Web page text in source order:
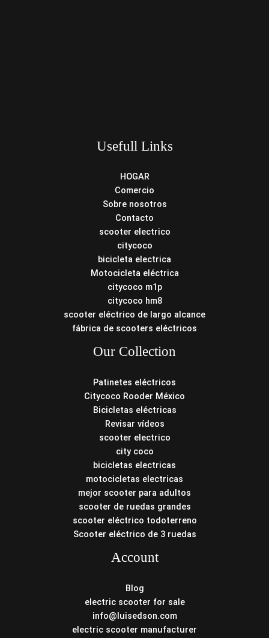
Usefull Links
HOGAR
Comercio
Sobre nosotros
Contacto
scooter electrico
citycoco
bicicleta electrica
Motocicleta eléctrica
citycoco m1p
citycoco hm8
scooter eléctrico de largo alcance
fábrica de scooters eléctricos
Our Collection
Patinetes eléctricos
Citycoco Rooder México
Bicicletas eléctricas
Revisar vídeos
scooter electrico
city coco
bicicletas electricas
motocicletas electricas
mejor scooter para adultos
scooter de ruedas grandes
scooter eléctrico todoterreno
Scooter eléctrico de 3 ruedas
Account
Blog
electric scooter for sale
info@luisedson.com
electric scooter manufacturer